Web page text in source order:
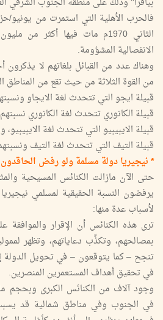
الثاني 1970م مات فيها أكثر
الانفصالية المشؤومة.
وهناك عدد من القبائل بلغاتهم لا
من القوة الثلاثة من حيث تقع من المناطق
قبيلة ايجو التي تتحدث لغة الايجاو ونسبتهم
قبيلة الكانوري تتحدث لغة الكانوري نسبتهم 4%،
قبيلة الايبيبيو التي تتحدث لغة الايبيبيو،
قبيلة التيف التي تتحدث لغة التيف ونسبتهم
* نيجيريا دولة مسلمة ولو رفض الحاقدون
حتى الآن مازالت الكنائس المسيحية
يرفضون النسبة الحقيقية لمسلمي
لأسباب عدة منها:
ترى هذه الكنائس أن الإقرار والموافقة
بمصالحهم، وتكذِّب دعاياتهم، وتظهر
تنجح – كما يتوقعون – في تحويل الدولة
في تحقيق أهداف المستعمرين المنصرين.
وجود آلاف من الكنائس الكبرى وبحجم
في الجنوب وفي مناطق شمالية قد